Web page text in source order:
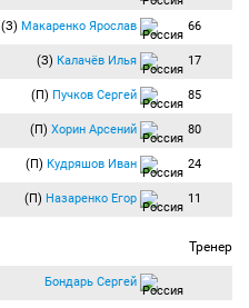
(З) Макаренко Ярослав 66
(З) Калачёв Илья 17
(П) Пучков Сергей 85
(П) Хорин Арсений 80
(П) Кудряшов Иван 24
(П) Назаренко Егор 11
Тренер
Бондарь Сергей